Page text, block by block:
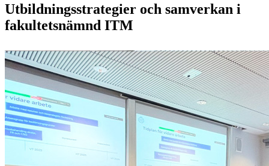
Utbildningsstrategier och samverkan i
fakultetsnämnd ITM